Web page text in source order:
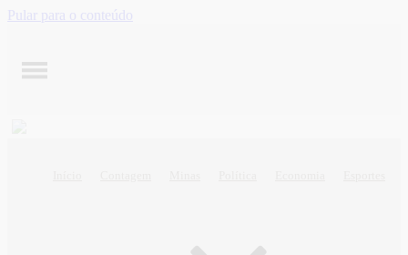
Pular para o conteúdo